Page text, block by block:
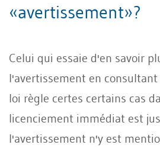
«avertissement»?
Celui qui essaie d'en savoir
l'avertissement en consultant
loi règle certes certains cas
licenciement immédiat est
l'avertissement n'y est